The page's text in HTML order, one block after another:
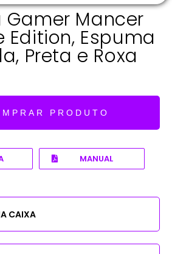
Mancer
Edition, Espuma
Preta e Roxa
PRODUTO
MANUAL
CAIXA